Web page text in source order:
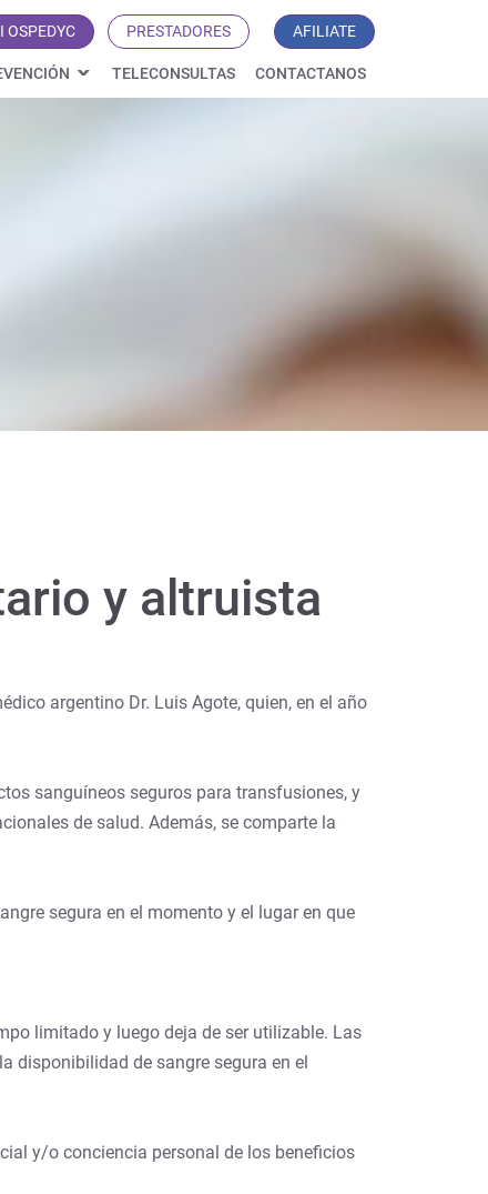
OSPEDYC PRESTADORES AFILIATE
TELECONSULTAS CONTACTANOS
y altruista
argentino Dr. Luis Agote, quien, en el año
sanguíneos seguros para transfusiones, y
de salud. Además, se comparte la
segura en el momento y el lugar en que
limitado y luego deja de ser utilizable. Las
disponibilidad de sangre segura en el
y/o conciencia personal de los beneficios